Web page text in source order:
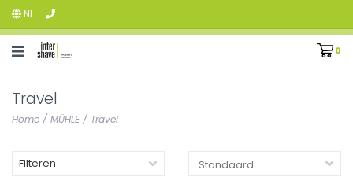
NL
0
Travel
Home / MÜHLE / Travel
Filteren